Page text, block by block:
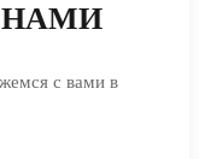
НАМИ
с вами в